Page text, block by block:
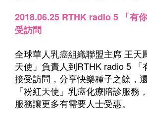
2018.06.25 RTHK radio 5 「有
受訪問
全球華人乳癌組織聯盟主席 王天
天使」負責人到RTHK radio 5 「
接受訪問，分享快樂種子之餘，
「粉紅天使」乳癌化療陪診服務
服務讓更多有需要人士受惠。